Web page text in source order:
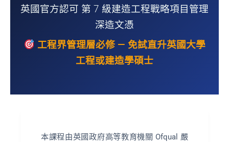
英國官方認可 第 7 級建造工程戰略項目管理
深造文憑
工程界管理層必修 — 免試直升英國大學
工程或建造學碩士
本課程由英國政府高等教育機關 Ofqual 嚴